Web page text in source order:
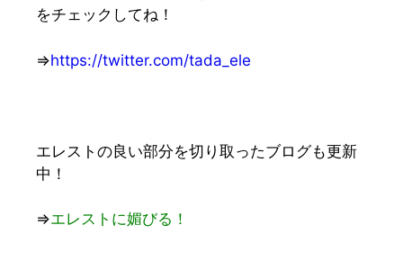
をチェックしてね！
⇒https://twitter.com/tada_ele
エレストの良い部分を切り取ったブログも更新
中！
⇒エレストに媚びる！